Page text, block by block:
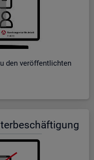
den ver­öf­fent­lich­ten